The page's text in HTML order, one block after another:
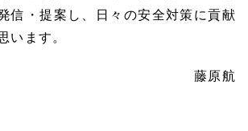
信・提案し、日々の安全対策に貢献
います。
藤原航